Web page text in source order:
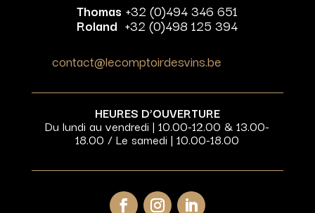
Thomas +32 (0)494 346 651
Roland +32 (0)498 125 394
contact@lecomptoirdesvins.be
HEURES D’OUVERTURE
Du lundi au vendredi | 10.00-12.00 & 13.00-
18.00 / Le samedi | 10.00-18.00